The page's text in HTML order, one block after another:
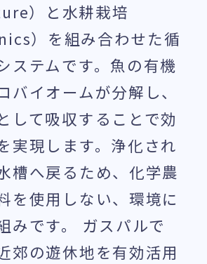
）と水耕栽培
）を組み合わせた循
ステムです。魚の有機
バイオームが分解し、
して吸収することで効
実現します。浄化され
槽へ戻るため、化学農
を使用しない、環境に
みです。 ガスパルで
郊の遊休地を有効活用